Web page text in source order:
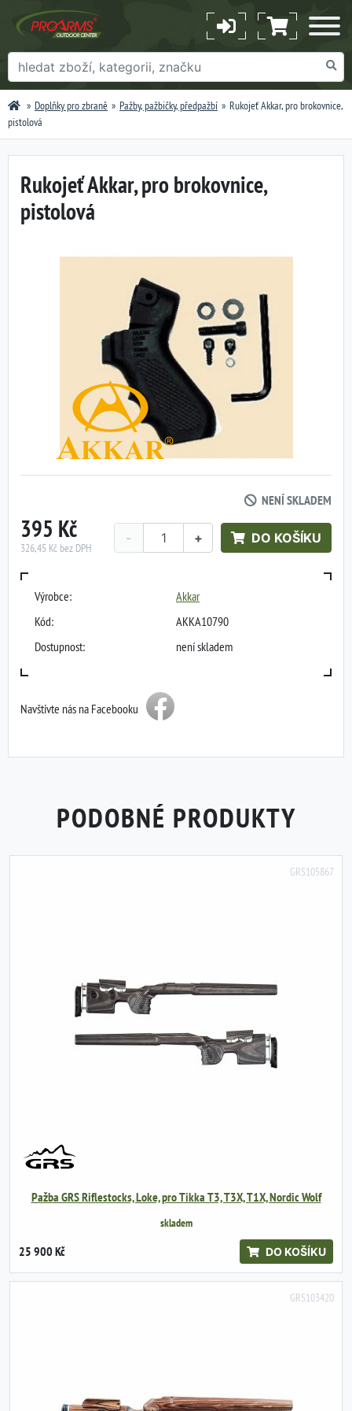
Doplňky pro zbraně Pažby, pažbičky, předpažbí
Rukojeť Akkar, pro brokovnice,
pistolová
Rukojeť Akkar, pro brokovnice,
pistolová
NENÍ SKLADEM
395 Kč
326,45 Kč bez DPH
+
- DO KOŠÍKU
Výrobce:
Akkar
Kód:
AKKA10790
Dostupnost:
není skladem
Navštivte nás na Facebooku
PODOBNÉ PRODUKTY
GRS105867
Pažba GRS Riflestocks, Loke, pro Tikka T3, T3X, T1X, Nordic Wolf
skladem
25 900 Kč DO KOŠÍKU
GRS103420